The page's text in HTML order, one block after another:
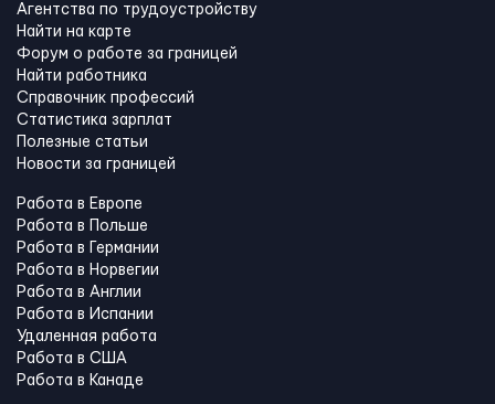
Агентства по трудоустройству
Найти на карте
Форум о работе за границей
Найти работника
Справочник профессий
Статистика зарплат
Полезные статьи
Новости за границей
Работа в Европе
Работа в Польше
Работа в Германии
Работа в Норвегии
Работа в Англии
Работа в Испании
Удаленная работа
Работа в США
Работа в Канадe